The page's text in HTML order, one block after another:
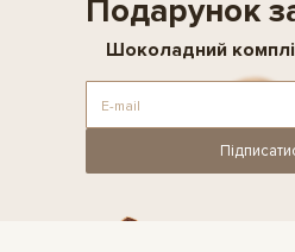
Подарунок
Шоколадний